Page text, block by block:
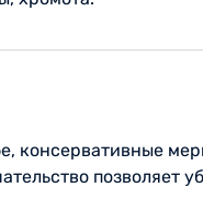
консервативные
позволяет